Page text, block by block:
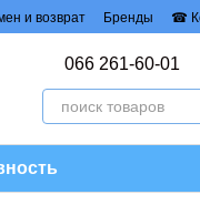
и возврат Бренды ☎
066 261-60-01